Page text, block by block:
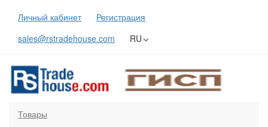
Личный кабинет
Регистрация
sales@rstradehouse.com
RU
Товары